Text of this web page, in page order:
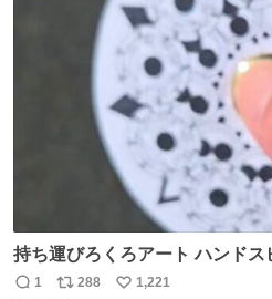
数
持ち運びろくろアート ハンド
ください。
返
1
リ
288
い
1,221